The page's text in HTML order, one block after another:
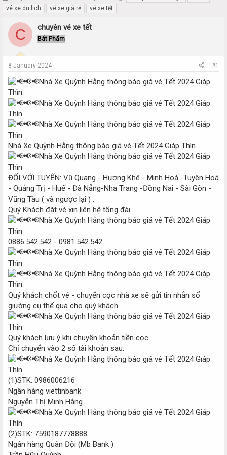
h
r
e
d
a
r
t
e
r
t
a
r
vé xe du lịch
vé xe giá rẻ vé xe tết
C chuyên vé xe tết
Bát Phẩm
8 January 2024 #1
Nhà Xe Quỳnh Hằng thông báo giá vé Tết 2024 Giáp Thìn
ĐỐI VỚI TUYẾN: Vũ Quang - Hương Khê - Minh Hoá -Tuyên Hoá
- Quảng Trị - Huế - Đà Nẵng-Nha Trang -Đồng Nai - Sài Gòn -
Vũng Tàu ( và ngược lại ) .
Quý Khách đặt vé xin liên hệ tổng đài :
0886.542.542 - 0981.542.542
Quý khách chốt vé - chuyển cọc nhà xe sẽ gửi tin nhắn số
giường cụ thể qua cho quý khách
Quý khách lưu ý khi chuyển khoản tiền cọc
Chỉ chuyển vào 2 số tài khoản sau:
(1)STK: 0986006216
Ngân hàng viettinbank
Nguyễn Thị Minh Hằng .
(2)STK: 7590187778888
Ngân hàng Quân Đội (Mb Bank )